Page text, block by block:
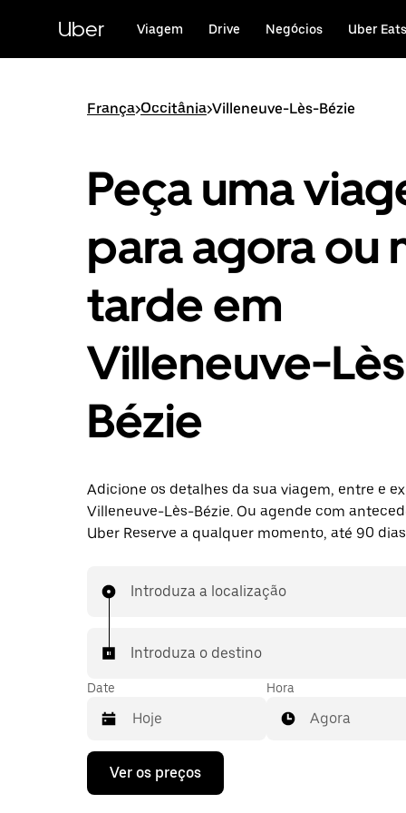
conteúdo
Uber Viagem Drive Negócios Uber Eats
França>Occitânia>Villeneuve-Lès-Bézie
Peça uma
para agora ou
tarde em
Villeneuve-
Bézie
Adicione os detalhes da sua viagem, entre e
Villeneuve-Lès-Bézie. Ou agende com
Uber Reserve a qualquer momento, até 90
Introduza a localização
Introduza o destino
Date
Prima
tecla
Hora
Agora
Ver os preços